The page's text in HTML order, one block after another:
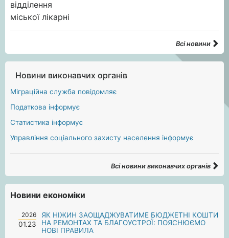
Всі новини
Новини виконавчих органів
Міграційна служба повідомляє
Податкова інформує
Статистика інформує
Управління соціального захисту населення інформує
Всі новини виконавчих органів
Новини економіки
2026
01.23
ЯК НІЖИН ЗАОЩАДЖУВАТИМЕ БЮДЖЕТНІ КОШТИ
НА РЕМОНТАХ ТА БЛАГОУСТРОЇ: ПОЯСНЮЄМО
НОВІ ПРАВИЛА